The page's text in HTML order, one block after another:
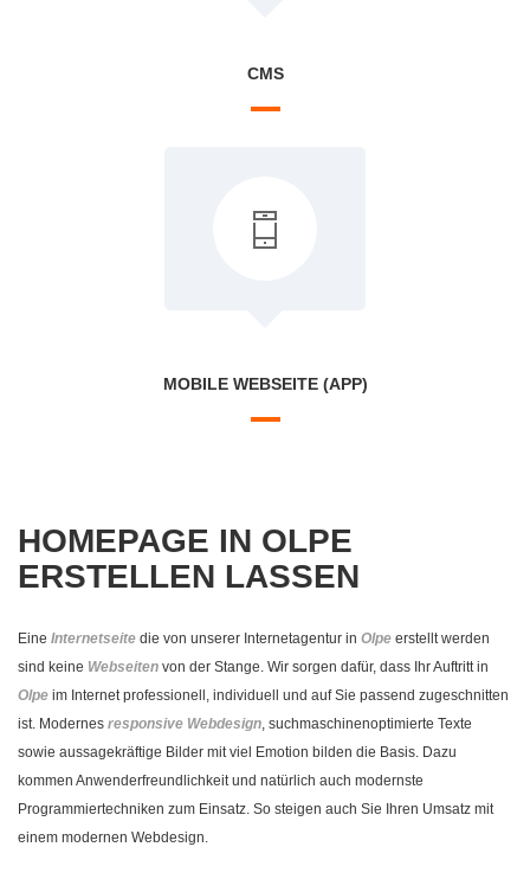
CMS
MOBILE WEBSEITE (APP)
HOMEPAGE IN OLPE
ERSTELLEN LASSEN
Eine Internetseite die von unserer Internetagentur in Olpe erstellt werden
sind keine Webseiten von der Stange. Wir sorgen dafür, dass Ihr Auftritt in
Olpe im Internet professionell, individuell und auf Sie passend zugeschnitten
ist. Modernes responsive Webdesign, suchmaschinenoptimierte Texte
sowie aussagekräftige Bilder mit viel Emotion bilden die Basis. Dazu
kommen Anwenderfreundlichkeit und natürlich auch modernste
Programmiertechniken zum Einsatz. So steigen auch Sie Ihren Umsatz mit
einem modernen Webdesign.